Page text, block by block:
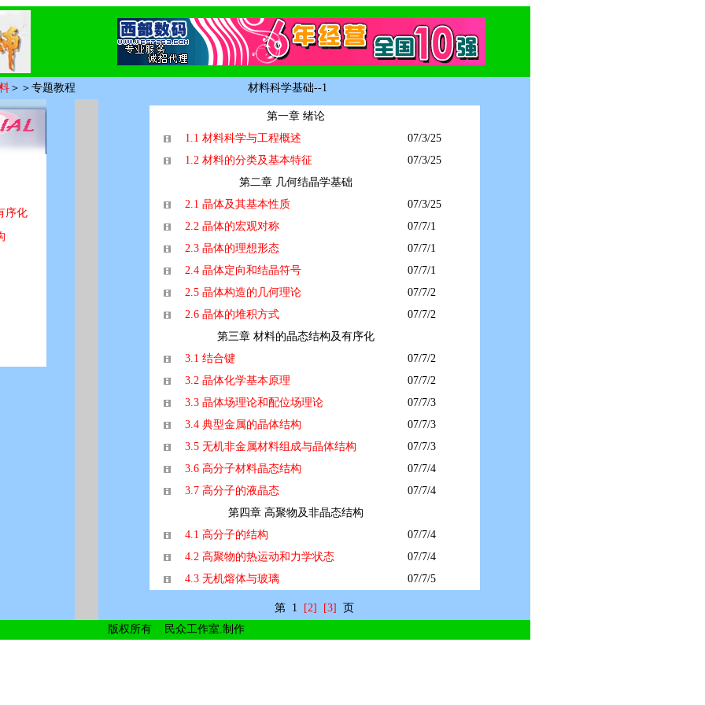
＞＞专题教程 材料科学基础--1
序化
第一章 绪论
1.1 材料科学与工程概述
07/3/25
1.2 材料的分类及基本特征
07/3/25
第二章 几何结晶学基础
2.1 晶体及其基本性质
07/3/25
2.2 晶体的宏观对称
07/7/1
2.3 晶体的理想形态
07/7/1
2.4 晶体定向和结晶符号
07/7/1
2.5 晶体构造的几何理论
07/7/2
2.6 晶体的堆积方式
07/7/2
第三章 材料的晶态结构及有序化
3.1 结合键
07/7/2
3.2 晶体化学基本原理
07/7/2
3.3晶体场理论和配位场理论
07/7/3
3.4 典型金属的晶体结构
07/7/3
3.5 无机非金属材料组成与晶体结构
07/7/3
3.6 高分子材料晶态结构
07/7/4
3.7 高分子的液晶态
07/7/4
第四章 高聚物及非晶态结构
4.1 高分子的结构
07/7/4
4.2 高聚物的热运动和力学状态
07/7/4
4.3 无机熔体与玻璃 07/7/5
第 1 [2] [3]
页
版权所有 民众工作室.制作